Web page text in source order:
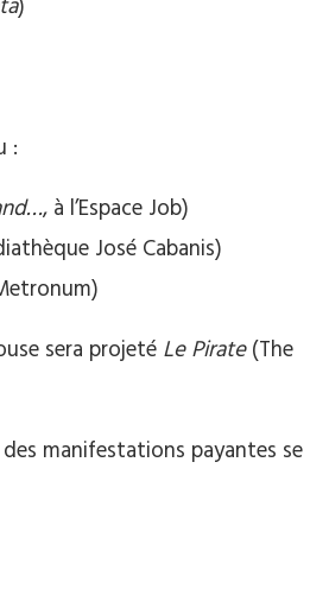
:
, à l’Espace Job)
José Cabanis)
sera projeté Le Pirate(The
manifestations payantes se